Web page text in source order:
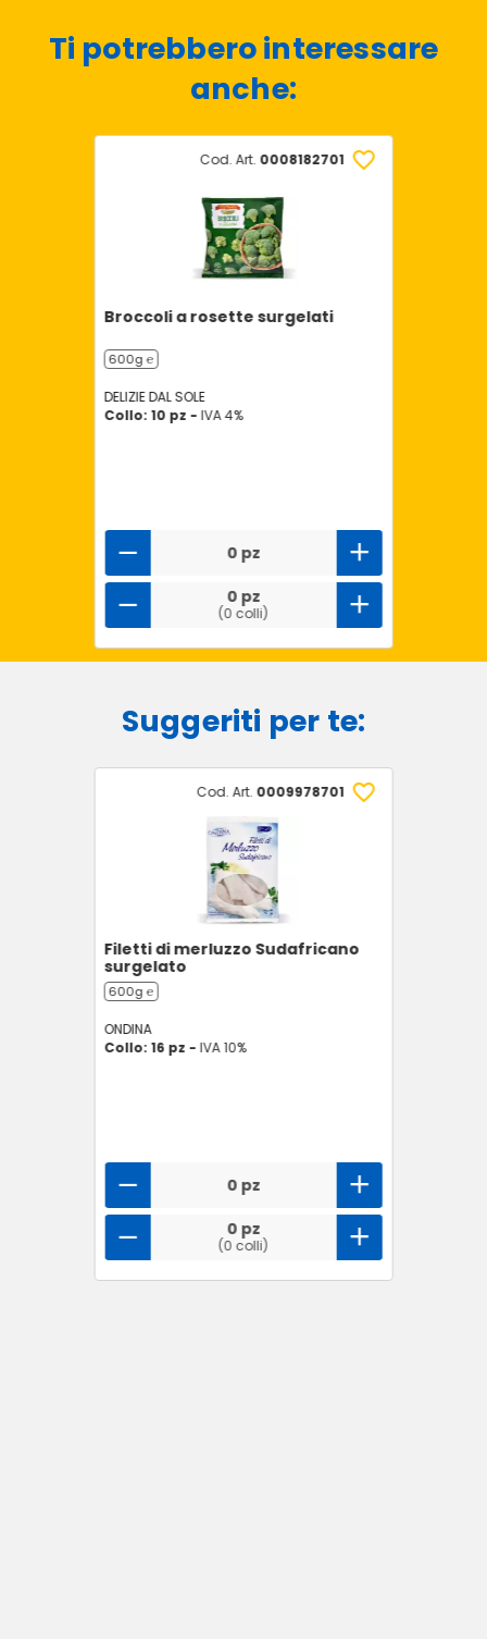
Ti potrebbero interessare
anche:
Cod. Art. 0008182701
Broccoli a rosette surgelati
600g ℮
DELIZIE DAL SOLE
Collo: 10 pz - IVA 4%
0 pz
0 pz
(0 colli)
Suggeriti per te:
Cod. Art. 0009978701
Filetti di merluzzo Sudafricano
surgelato
600g ℮
ONDINA
Collo: 16 pz - IVA 10%
0 pz
0 pz
(0 colli)